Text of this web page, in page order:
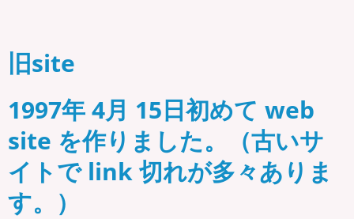
旧site
1997年 4月 15日初めて web
site を作りました。（古いサ
イトで link 切れが多々ありま
す。）